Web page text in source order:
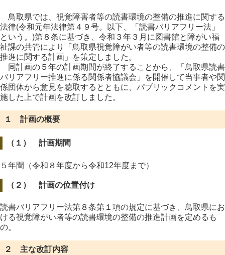
鳥取県では、視覚障害者等の読書環境の整備の推進に関する
法律(令和元年法律第４９号。以下、「読書バリアフリー法」
という。)第８条に基づき、令和３年３月に図書館と障がい福
祉課の共管により「鳥取県視覚障がい者等の読書環境の整備の
推進に関する計画」を策定しました。
同計画の５年の計画期間が終了することから、「鳥取県読書
バリアフリー推進に係る関係者協議会」を開催して当事者や関
係団体から意見を聴取するとともに、パブリックコメントを実
施した上で計画を改訂しました。
１ 計画の概要
（１） 計画期間
５年間（令和８年度から令和12年度まで）
（２） 計画の位置付け
読書バリアフリー法第８条第１項の規定に基づき、鳥取県にお
ける視覚障がい者等の読書環境の整備の推進計画を定めるも
の。
２ 主な改訂内容